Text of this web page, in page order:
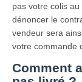
pas votre colis
dénoncer le
vendeur sera
votre commande
Comment